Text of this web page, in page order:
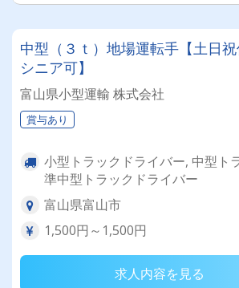
中型（３ｔ）地場運転手【土日
シニア可】
富山県小型運輸 株式会社
賞与あり
小型トラックドライバー, 中型ト
準中型トラックドライバー
富山県富山市
1,500円～1,500円
求人内容を見る